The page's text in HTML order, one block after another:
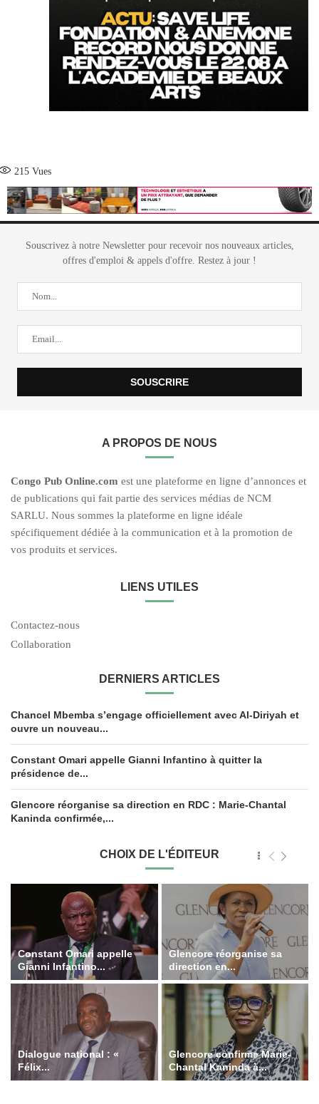
215 Vues
Souscrivez à notre Newsletter pour recevoir nos nouveaux articles,
offres d'emploi & appels d'offre. Restez à jour !
A PROPOS DE NOUS
Congo Pub Online.com est une plateforme en ligne d’annonces et
de publications qui fait partie des services médias de NCM
SARLU. Nous sommes la plateforme en ligne idéale
spécifiquement dédiée à la communication et à la promotion de
vos produits et services.
LIENS UTILES
Contactez-nous
Collaboration
DERNIERS ARTICLES
Chancel Mbemba s’engage officiellement avec Al-Diriyah et
ouvre un nouveau...
Constant Omari appelle Gianni Infantino à quitter la
présidence de...
Glencore réorganise sa direction en RDC : Marie-Chantal
Kaninda confirmée,...
CHOIX DE L'ÉDITEUR
Constant Omari appelle
Gianni Infantino...
Glencore réorganise sa
direction en...
Dialogue national : «
Félix...
Glencore confirme Marie-
Chantal Kaninda à...